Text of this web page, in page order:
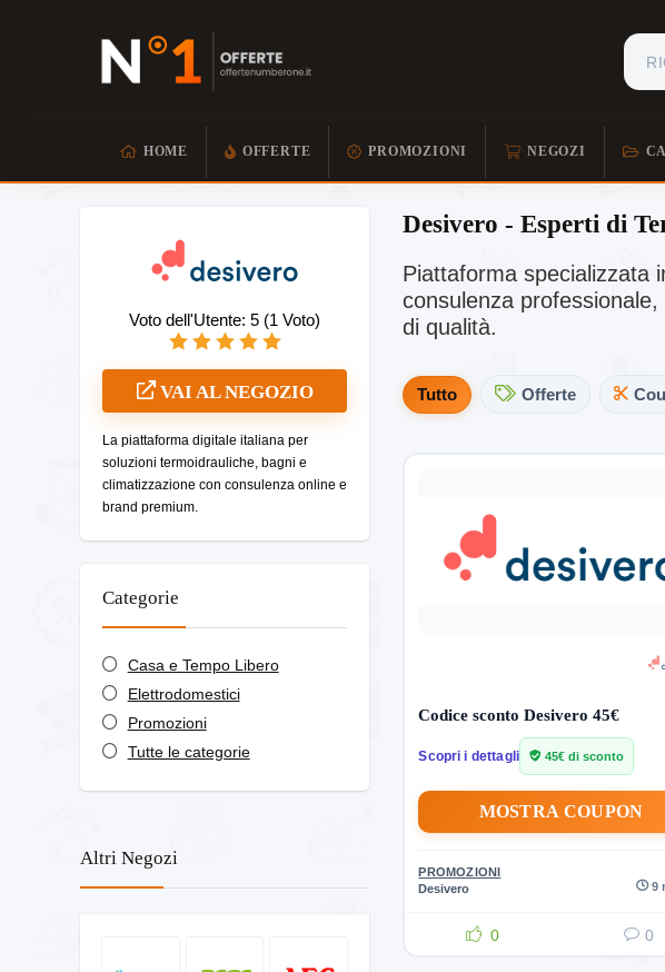
HOME OFFERTE PROMOZIONI NEGOZI
Desivero - Esperti di
Piattaforma specializzata
consulenza
di qualità.
Voto dell'Utente: 5 (1 Voto)
VAI AL NEGOZIO
La piattaforma digitale italiana per
soluzioni termoidrauliche, bagni e
climatizzazione con consulenza online e
brand premium.
Categorie
Casa e Tempo Libero
Elettrodomestici
Promozioni
Tutte le categorie
Tutto Offerte
Codice sconto Desivero 45€
Scopri i dettagli 45€ di sconto
MOSTRA COUPON
PROMOZIONI
Desivero
9
0 0
Altri Negozi